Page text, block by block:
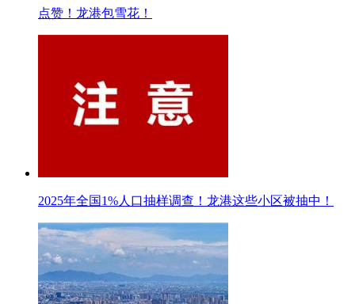
点赞！龙港包雪花！
2025年全国1%人口抽样调查！龙港这些小区被抽中！